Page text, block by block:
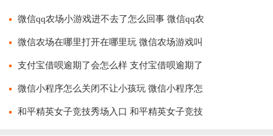
微信qq农场小游戏进不去了怎么回事 微信qq农
微信农场在哪里打开在哪里玩 微信农场游戏叫
支付宝借呗逾期了会怎么样 支付宝借呗逾期了
微信小程序怎么关闭不让小孩玩 微信小程序怎
和平精英女子竞技秀场入口 和平精英女子竞技